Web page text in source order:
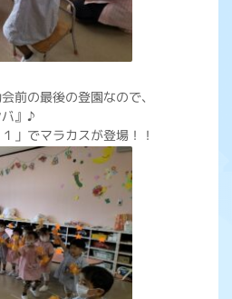
前の最後の登園なので、
』♪
」でマラカスが登場！！